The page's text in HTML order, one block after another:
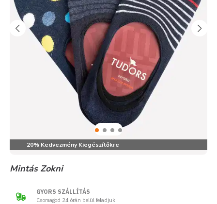
20% Kedvezmény Kiegészítőkre
Mintás Zokni
GYORS SZÁLLÍTÁS
Csomagod 24 órán belül feladjuk.